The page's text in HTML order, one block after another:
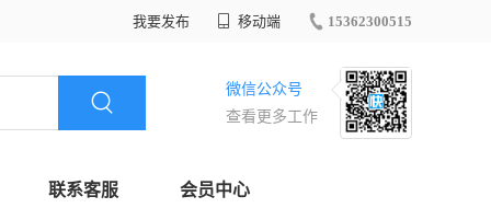
我要发布 移动端 15362300515
微信公众号
查看更多工作
联系客服 会员中心